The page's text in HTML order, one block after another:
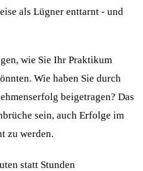
als Lügner enttarnt - und
wie Sie Ihr Praktikum
Wie haben Sie durch
beigetragen? Das
sein, auch Erfolge im
zu werden.
statt Stunden